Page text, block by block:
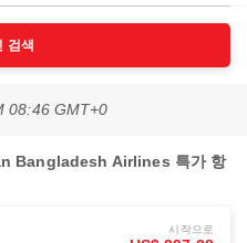
검색
08:46 GMT+0
Bangladesh Airlines 특가 항
시작으로